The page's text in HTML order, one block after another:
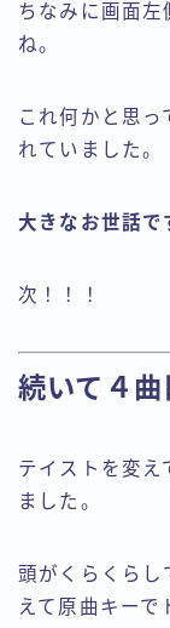
ちなみに画面左
ね。
これ何かと思っ
れていました。
大きなお世話で
次！！！
続いて４曲
テイストを変え
ました。
頭がくらくらし
えて原曲キーで